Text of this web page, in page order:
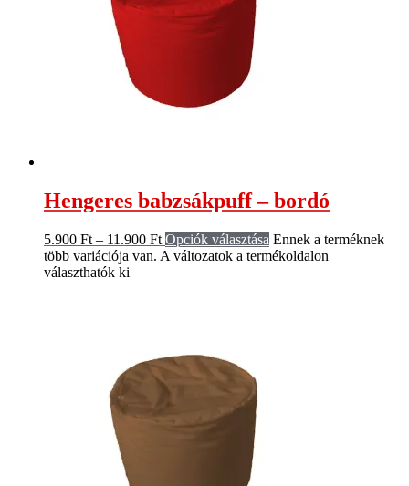
Hengeres babzsákpuff – bordó
5.900 Ft – 11.900 Ft Opciók választása Ennek a terméknek
több variációja van. A változatok a termékoldalon
választhatók ki